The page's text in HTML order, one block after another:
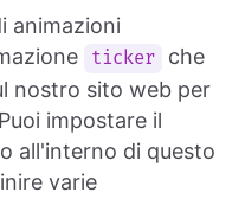
animazioni
ticker
che
nostro sito web per
impostare il
all'interno di questo
varie